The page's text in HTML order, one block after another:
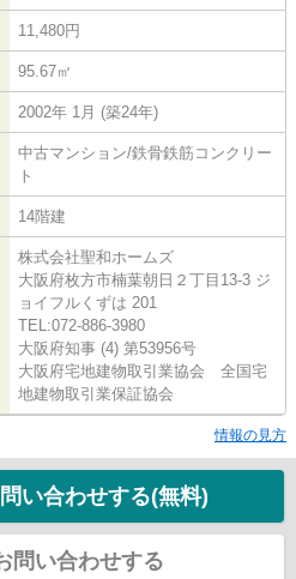
11,480円
95.67㎡
2002年 1月 (築24年)
中古マンション/鉄骨鉄筋コンクリー
ト
14階建
株式会社聖和ホームズ
大阪府枚方市楠葉朝日２丁目13-3 ジ
ョイフルくずは 201
TEL:072-886-3980
大阪府知事 (4) 第53956号
大阪府宅地建物取引業協会 全国宅
地建物取引業保証協会
情報の見方
い合わせする(無料)
問い合わせする